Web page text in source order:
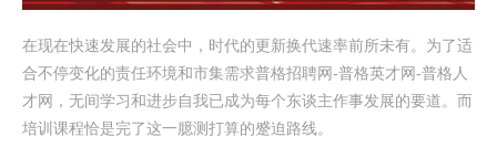
在现在快速发展的社会中，时代的更新换代速率前所未有。为了适
合不停变化的责任环境和市集需求普格招聘网-普格英才网-普格人
才网，无间学习和进步自我已成为每个东谈主作事发展的要道。而
培训课程恰是完了这一臆测打算的蹙迫路线。